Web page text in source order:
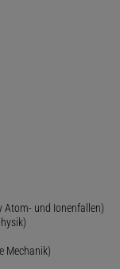
Atom- und Ionenfallen)
Mechanik)